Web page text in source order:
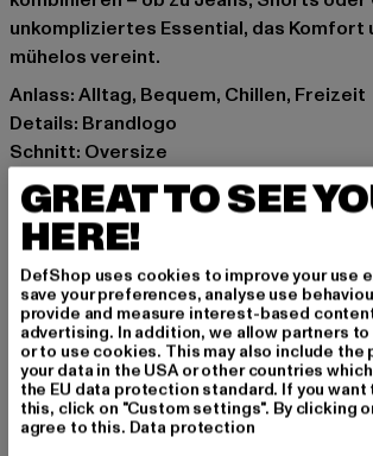
unkompliziertes Essential, das Komfort
mühelos vereint.
Anlass: Alltag, Bequem, Chillen, Freizeit
Details: Brandlogo
Schnitt: Oversize
Marke: PEGADOR
Kat.: T-Shirts
Farbe: grün
Hersteller Farbe: washed solid green
Materialzusammensetzung: 100%
Art.Nr: PGDR6832-23199
Hersteller: The Mad Agency GmbH |
info@themad.agency
Hollefeldstraße 16 | 48282 Emsdetten |
GREAT TO SEE
HERE!
DefShop uses cookies to improve your use
save your preferences, analyse use
provide and measure interest-based
advertising. In addition, we allow partners
or to use cookies. This may also include the
your data in the USA or other countries
the EU data protection standard. If you want
this, click on "Custom settings". By clicking
agree to this. Data protection